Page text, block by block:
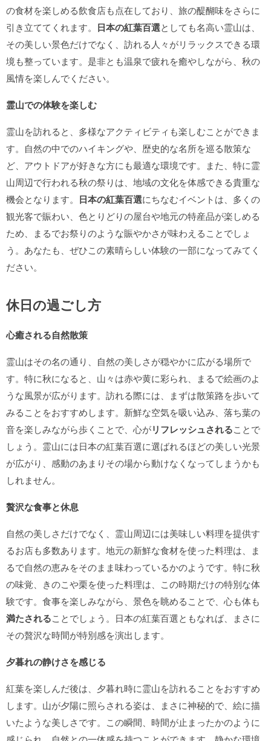
の食材を楽しめる飲食店も点在しており、旅の醍醐味をさらに
引き立ててくれます。 日本の紅葉百選としても名高い霊山は、
その美しい景色だけでなく、訪れる人々がリラックスできる環
境も整っています。是非とも温泉で疲れを癒やしながら、秋の
風情を楽しんでください。
霊山での体験を楽しむ
霊山を訪れると、多様なアクティビティも楽しむことができま
す。自然の中でのハイキングや、歴史的な名所を巡る散策な
ど、アウトドアが好きな方にも最適な環境です。また、特に霊
山周辺で行われる秋の祭りは、地域の文化を体感できる貴重な
機会となります。 日本の紅葉百選にちなむイベントは、多くの
観光客で賑わい、色とりどりの屋台や地元の特産品が楽しめる
ため、まるでお祭りのような賑やかさが味わえることでしょ
う。あなたも、ぜひこの素晴らしい体験の一部になってみてく
ださい。
休日の過ごし方
心癒される自然散策
霊山はその名の通り、自然の美しさが穏やかに広がる場所で
す。特に秋になると、山々は赤や黄に彩られ、まるで絵画のよ
うな風景が広がります。訪れる際には、まずは散策路を歩いて
みることをおすすめします。新鮮な空気を吸い込み、落ち葉の
音を楽しみながら歩くことで、心がリフレッシュされることで
しょう。霊山には日本の紅葉百選に選ばれるほどの美しい光景
が広がり、感動のあまりその場から動けなくなってしまうかも
しれません。
贅沢な食事と休息
自然の美しさだけでなく、霊山周辺には美味しい料理を提供す
るお店も多数あります。地元の新鮮な食材を使った料理は、ま
るで自然の恵みをそのまま味わっているかのようです。特に秋
の味覚、きのこや栗を使った料理は、この時期だけの特別な体
験です。食事を楽しみながら、景色を眺めることで、心も体も
満たされることでしょう。日本の紅葉百選ともなれば、まさに
その贅沢な時間が特別感を演出します。
夕暮れの静けさを感じる
紅葉を楽しんだ後は、夕暮れ時に霊山を訪れることをおすすめ
します。山が夕陽に照らされる姿は、まさに神秘的で、絵に描
いたような美しさです。この瞬間、時間が止まったかのように